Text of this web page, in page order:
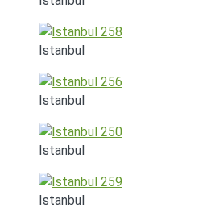
Istanbul
Istanbul
Istanbul
Istanbul